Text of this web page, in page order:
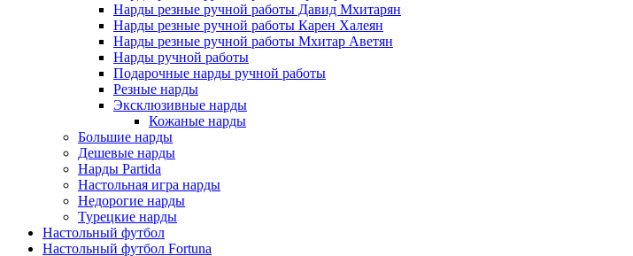
Нарды резные ручной работы Давид Мхитарян
Нарды резные ручной работы Карен Халеян
Нарды резные ручной работы Мхитар Аветян
Нарды ручной работы
Подарочные нарды ручной работы
Резные нарды
Эксклюзивные нарды
Кожаные нарды
Большие нарды
Дешевые нарды
Нарды Partida
Настольная игра нарды
Недорогие нарды
Турецкие нарды
Настольный футбол
Настольный футбол Fortuna